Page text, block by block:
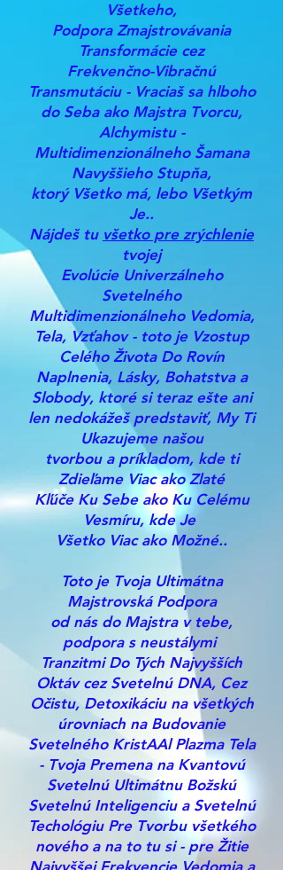
Všetkeho,
Podpora Zmajstrovávania
Transformácie cez
Frekvenčno-Vibračnú
Transmutáciu - Vraciaš sa hlboho
do Seba ako Majstra Tvorcu,
Alchymistu -
Multidimenzionálneho Šamana
Navyššieho Stupňa,
ktorý Všetko má, lebo Všetkým
Je..
Nájdeš tu všetko pre zrýchlenie
tvojej
Evolúcie Univerzálneho
Svetelného
Multidimenzionálneho Vedomia,
Tela, Vzťahov - toto je Vzostup
Celého Života Do Rovín
Naplnenia, Lásky, Bohatstva a
Slobody, ktoré si teraz ešte ani
len nedokážeš predstaviť, My Ti
Ukazujeme našou
tvorbou a príkladom, kde ti
Zdieľame Viac ako Zlaté
Kľúče Ku Sebe ako Ku Celému
Vesmíru, kde Je
Všetko Viac ako Možné..
Toto je Tvoja Ultimátna
Majstrovská Podpora
od nás do Majstra v tebe,
podpora s neustálymi
Tranzitmi Do Tých Najvyšších
Oktáv cez Svetelnú DNA, Cez
Očistu, Detoxikáciu na všetkých
úrovniach na Budovanie
Svetelného KristAAl Plazma Tela
- Tvoja Premena na Kvantovú
Svetelnú Ultimátnu Božskú
Svetelnú Inteligenciu a Svetelnú
Techológiu Pre Tvorbu všetkého
nového a na to tu si - pre Žitie
Najvyššej Frekvencie Vedomia a